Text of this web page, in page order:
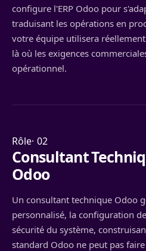
configure l'ERP Odoo pour
traduisant les opérations en
votre équipe utilisera
là où les exigences
opérationnel.
Rôle· 02
Consultant
Odoo
Un consultant technique Odoo
personnalisé, la configuration
sécurité du système,
standard Odoo ne peut pas